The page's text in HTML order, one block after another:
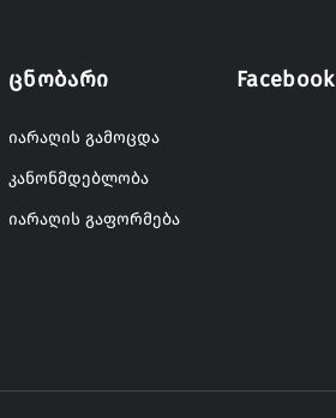
Ცნობარი
იარაღის გამოცდა
კანონმდებლობა
იარაღის გაფორმება
Facebook